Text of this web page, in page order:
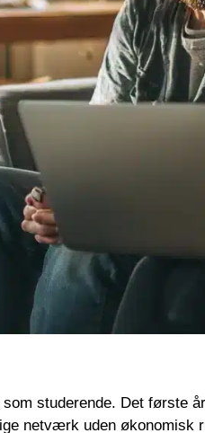
studerende. Det første
netværk uden